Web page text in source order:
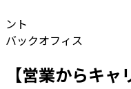
ント
バックオフィス
【営業からキ